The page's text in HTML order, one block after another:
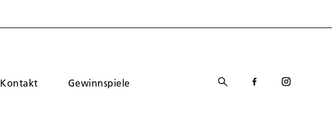
Kontakt Gewinnspiele